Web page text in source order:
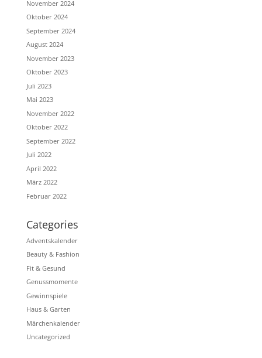
November 2024
Oktober 2024
September 2024
August 2024
November 2023
Oktober 2023
Juli 2023
Mai 2023
November 2022
Oktober 2022
September 2022
Juli 2022
April 2022
März 2022
Februar 2022
Categories
Adventskalender
Beauty & Fashion
Fit & Gesund
Genussmomente
Gewinnspiele
Haus & Garten
Märchenkalender
Uncategorized